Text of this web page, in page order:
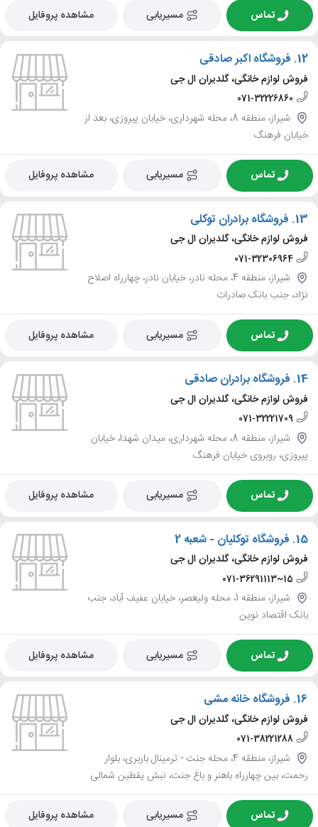
تماس مسیریابی مشاهده پروفایل
12. فروشگاه اکبر صادقی
فروش لوازم خانگی، گلدیران ال جی
071-32226860
شیراز، منطقه 8، محله شهرداری، خیابان پیروزی، بعد از
خیابان فرهنگ
تماس مسیریابی مشاهده پروفایل
13. فروشگاه برادران توکلی
فروش لوازم خانگی، گلدیران ال جی
071-32306964
شیراز، منطقه 4، محله نادر، خیابان نادر، چهارراه اصلاح
نژاد، جنب بانک صادرات
تماس مسیریابی مشاهده پروفایل
14. فروشگاه برادران صادقی
فروش لوازم خانگی، گلدیران ال جی
071-32221709
شیراز، منطقه 8، محله شهرداری، میدان شهدا، خیابان
پیروزی، روبروی خیابان فرهنگ
تماس مسیریابی مشاهده پروفایل
15. فروشگاه توکلیان - شعبه 2
فروش لوازم خانگی، گلدیران ال جی
071-36291113~15
شیراز، منطقه 1، محله ولیعصر، خیابان عفیف آباد، جنب
بانک اقتصاد نوین
تماس مسیریابی مشاهده پروفایل
16. فروشگاه خانه مشی
فروش لوازم خانگی، گلدیران ال جی
071-38221288
شیراز، منطقه 4، محله جنت - ترمینال باربری، بلوار
رحمت، بین چهارراه باهنر و باغ جنت، نبش یقطین شمالی
تماس مسیریابی مشاهده پروفایل